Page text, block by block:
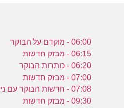
06:00 - מוקדם על הבוקר
06:15 - מבזק חדשות
06:20 - כותרות הבוקר
07:00 - מבזק חדשות
07:08 - חדשות הבוקר עם ניב רסקין
09:30 - מבזק חדשות